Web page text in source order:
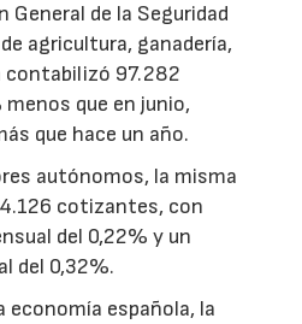
General de la Seguridad
agricultura, ganadería,
contabilizó 97.282
que en junio,
que hace un año.
autónomos, la misma
cotizantes, con
del 0,22% y un
del 0,32%.
economía española, la